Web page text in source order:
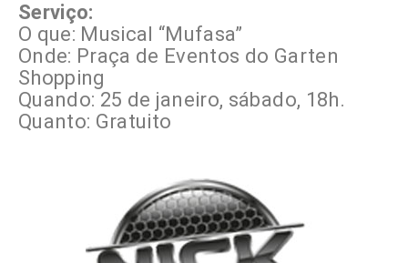
Serviço:
O que: Musical “Mufasa”
Onde: Praça de Eventos do Garten
Shopping
Quando: 25 de janeiro, sábado, 18h.
Quanto: Gratuito